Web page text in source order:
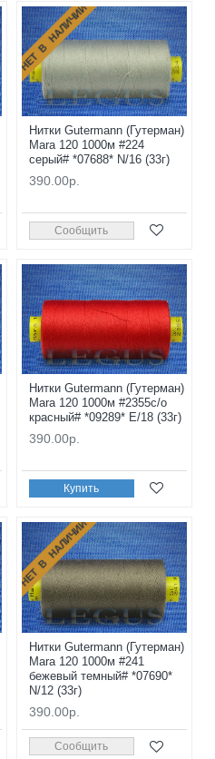
НЕТ В НАЛИЧИИ
Нитки Gutermann (Гутерман)
Mara 120 1000м #224
серый# *07688* N/16 (33г)
390.00р.
Сообщить
Нитки Gutermann (Гутерман)
Mara 120 1000м #2355с/о
красный# *09289* E/18 (33г)
390.00р.
Купить
НЕТ В НАЛИЧИИ
Нитки Gutermann (Гутерман)
Mara 120 1000м #241
бежевый темный# *07690*
N/12 (33г)
390.00р.
Сообщить